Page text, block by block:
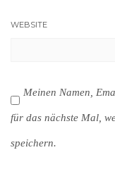
WEBSITE
Meinen Namen,
für das nächste Mal,
speichern.